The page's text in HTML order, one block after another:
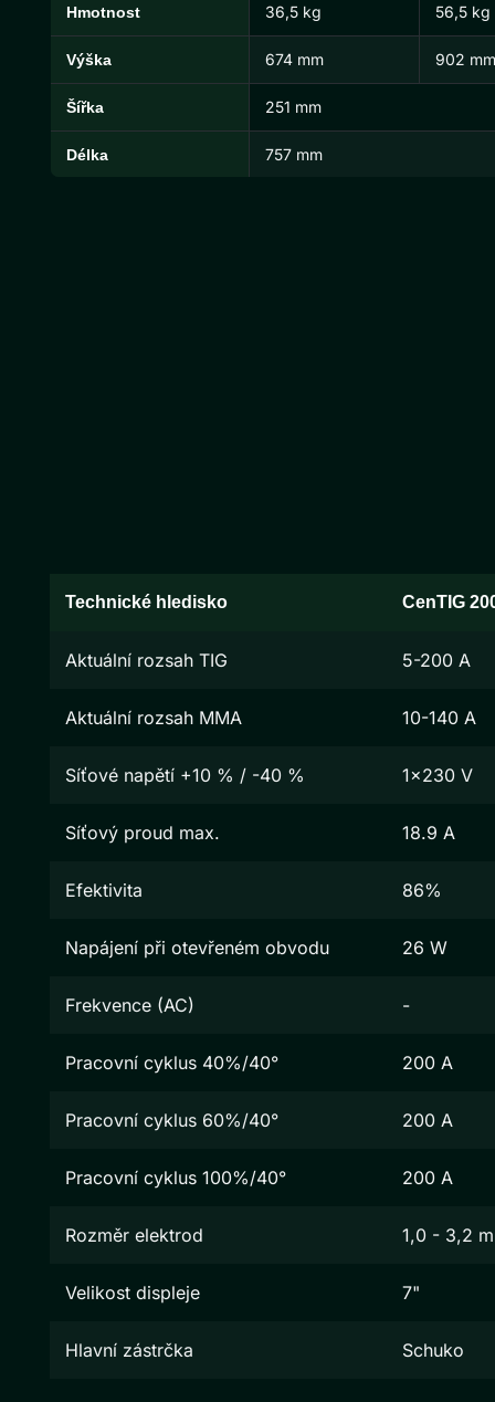
CenTIG Pro Rozměry a hmotnosti
Hmotnost 36,5 kg 56,5 kg
Výška 674 mm 902 mm
Šířka 251 mm
Délka 757 mm
Technické hledisko CenTIG
Aktuální rozsah TIG 5-200 A
Aktuální rozsah MMA 10-140 A
Síťové napětí +10 % / -40 % 1x230 V
Síťový proud max. 18.9 A
Efektivita 86%
Napájení při otevřeném obvodu 26 W
Frekvence (AC) -
Pracovní cyklus 40%/40° 200 A
Pracovní cyklus 60%/40° 200 A
Pracovní cyklus 100%/40° 200 A
Rozměr elektrod 1,0 - 3,2
Velikost displeje 7"
Hlavní zástrčka Schuko